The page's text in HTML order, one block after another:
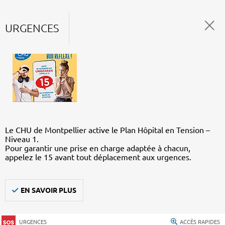
URGENCES
Le CHU de Montpellier active le Plan Hôpital en Tension –
Niveau 1.
Pour garantir une prise en charge adaptée à chacun,
appelez le 15 avant tout déplacement aux urgences.
EN SAVOIR PLUS
URGENCES ACCÈS RAPIDES